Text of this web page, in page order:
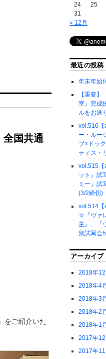
全国共通
をご紹介いた
24
25
31
« 12月
最近の投稿
年末年始
【重要
室』完成
ルをお送
vol.516
ー・ルー
ブ×ドッ
ティス・
vol.515【
ット』試
ミー』試
(3/2締切)
vol.514【
☆『ヴァ
主』、『
別試写会
アーカイブ
2018年
2018年4
2018年3
2018年2
2018年1
2017年
2017年